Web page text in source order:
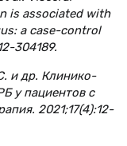
is associated with
a case-control
304189.
и др. Клинико-
у пациентов с
2021;17(4):12-